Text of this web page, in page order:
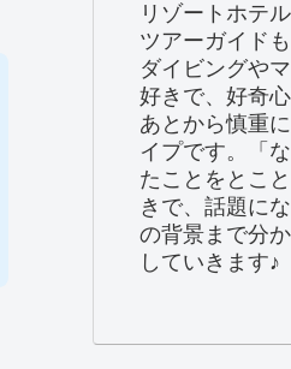
リゾートホテ
ツアーガイド
ダイビングや
好きで、好奇
あとから慎重
イプです。「
たことをとこ
きで、話題に
の背景まで分
していきます♪